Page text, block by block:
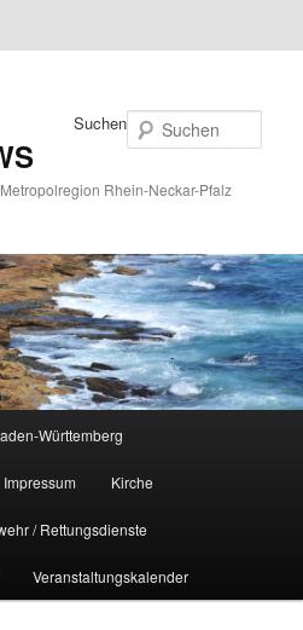
Rhein-Neckar-Pfalz
Suchen
Württemberg
Impressum Kirche
/ Rettungsdienste
Veranstaltungskalender